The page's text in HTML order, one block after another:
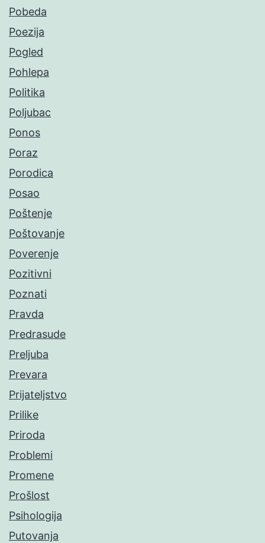
Pobeda
Poezija
Pogled
Pohlepa
Politika
Poljubac
Ponos
Poraz
Porodica
Posao
Poštenje
Poštovanje
Poverenje
Pozitivni
Poznati
Pravda
Predrasude
Preljuba
Prevara
Prijateljstvo
Prilike
Priroda
Problemi
Promene
Prošlost
Psihologija
Putovanja